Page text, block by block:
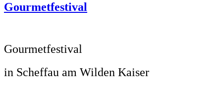
Gourmetfestival
Gourmetfestival
in Scheffau am Wilden Kaiser